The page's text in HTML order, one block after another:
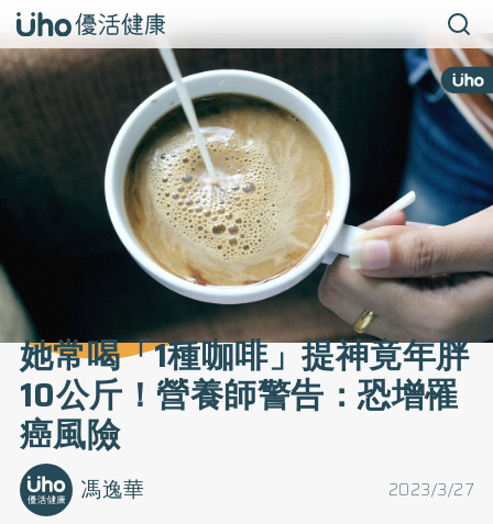
她常喝「1種咖啡」提神竟年胖
10公斤！營養師警告：恐增罹
癌風險
2023/3/27
馮逸華